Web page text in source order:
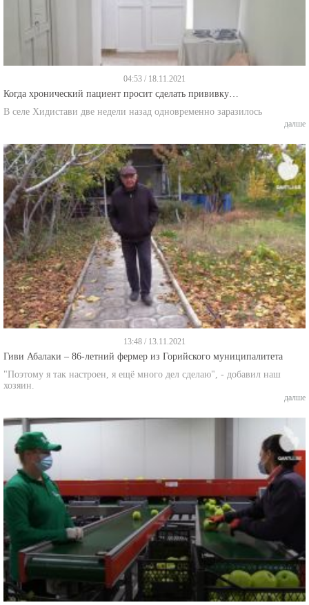
04:53 / 18.11.2021
Когда хронический пациент просит сделать прививку…
В селе Хидистави две недели назад одновременно заразилось
далше
13:48 / 13.11.2021
Гиви Абалаки – 86-летний фермер из Горийского муниципалитета
"Поэтому я так настроен, я ещё много дел сделаю", - добавил наш
хозяин.
далше